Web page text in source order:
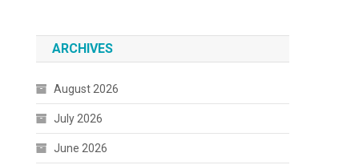
ARCHIVES
August 2026
July 2026
June 2026